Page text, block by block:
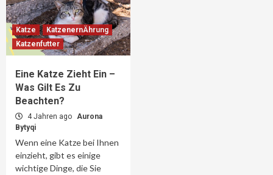
Katze
KatzenernÄhrung
Katzenfutter
Eine Katze Zieht Ein –
Was Gilt Es Zu
Beachten?
4 Jahren ago Aurona
Bytyqi
Wenn eine Katze bei Ihnen
einzieht, gibt es einige
wichtige Dinge, die Sie